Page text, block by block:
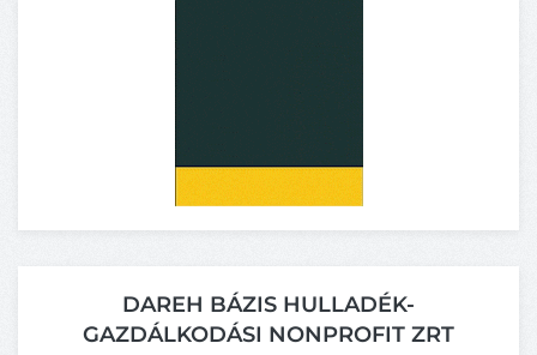
DAREH BÁZIS HULLADÉK-
GAZDÁLKODÁSI NONPROFIT ZRT